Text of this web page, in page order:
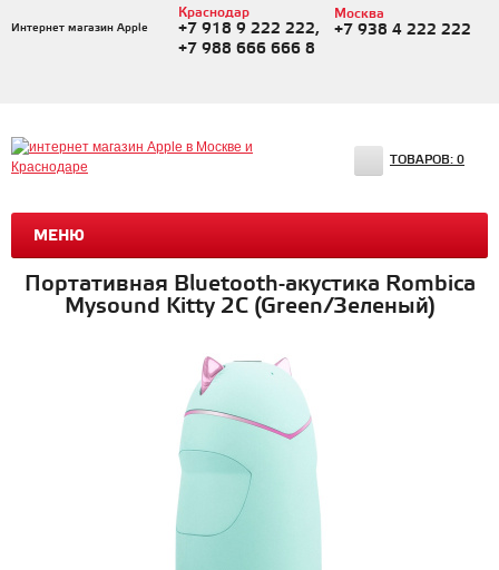
Интернет магазин Apple
Краснодар
+7 918 9 222 222,
+7 988 666 666 8
Москва
+7 938 4 222 222
МЕНЮ
ТОВАРОВ: 0
Портативная Bluetooth-акустика Rombica
Mysound Kitty 2C (Green/Зеленый)